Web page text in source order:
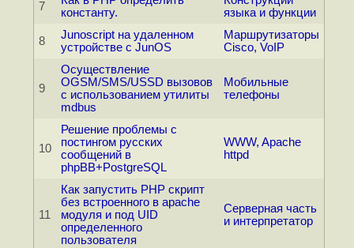
7
константу.
языка и функции
8
Junoscript на удаленном
устройстве c JunOS
Маршрутизаторы
Cisco, VoIP
9
Осуществление
ОGSM/SMS/USSD вызовов
с использованием утилиты
mdbus
Мобильные
телефоны
10
Решение проблемы с
постингом русских
сообщений в
phpBB+PostgreSQL
WWW, Apache
httpd
11
Как запустить PHP скрипт
без встроенного в apache
модуля и под UID
определенного
пользователя
Серверная часть
и интерпретатор